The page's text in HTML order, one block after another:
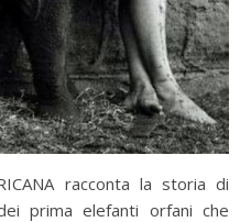
racconta la storia di
prima elefanti orfani che